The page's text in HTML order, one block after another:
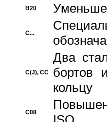
B20
C...
C(J), CC
Два
бортов
кольцу
C08